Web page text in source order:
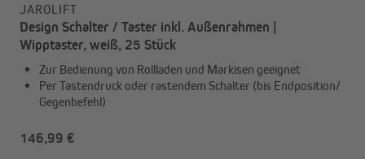
JAROLIFT
Design Schalter / Taster inkl. Außenrahmen |
Wipptaster, weiß, 25 Stück
Zur Bedienung von Rollladen und Markisen geeignet
Per Tastendruck oder rastendem Schalter (bis Endposition/
Gegenbefehl)
146,99 €